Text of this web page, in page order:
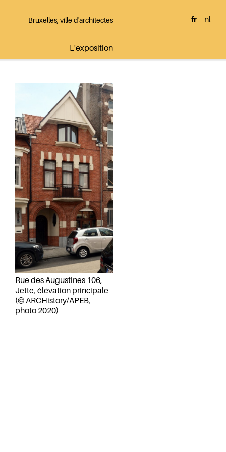
Bruxelles, ville d'architectes
L'exposition
fr nl
Rue des Augustines 106,
Jette, élévation principale
(© ARCHistory/APEB,
photo 2020)